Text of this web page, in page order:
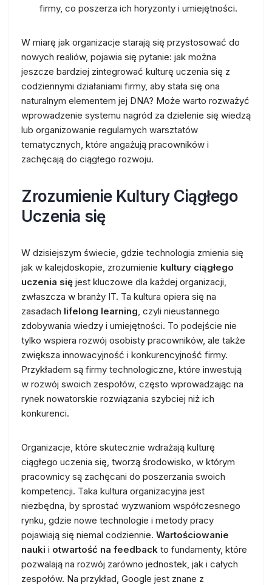
firmy, co poszerza ich horyzonty i umiejętności.
W miarę jak organizacje starają się przystosować do
nowych realiów, pojawia się pytanie: jak można
jeszcze bardziej zintegrować kulturę uczenia się z
codziennymi działaniami firmy, aby stała się ona
naturalnym elementem jej DNA? Może warto rozważyć
wprowadzenie systemu nagród za dzielenie się wiedzą
lub organizowanie regularnych warsztatów
tematycznych, które angażują pracowników i
zachęcają do ciągłego rozwoju.
Zrozumienie Kultury Ciągłego
Uczenia się
W dzisiejszym świecie, gdzie technologia zmienia się
jak w kalejdoskopie, zrozumienie kultury ciągłego
uczenia się jest kluczowe dla każdej organizacji,
zwłaszcza w branży IT. Ta kultura opiera się na
zasadach lifelong learning, czyli nieustannego
zdobywania wiedzy i umiejętności. To podejście nie
tylko wspiera rozwój osobisty pracowników, ale także
zwiększa innowacyjność i konkurencyjność firmy.
Przykładem są firmy technologiczne, które inwestują
w rozwój swoich zespołów, często wprowadzając na
rynek nowatorskie rozwiązania szybciej niż ich
konkurenci.
Organizacje, które skutecznie wdrażają kulturę
ciągłego uczenia się, tworzą środowisko, w którym
pracownicy są zachęcani do poszerzania swoich
kompetencji. Taka kultura organizacyjna jest
niezbędna, by sprostać wyzwaniom współczesnego
rynku, gdzie nowe technologie i metody pracy
pojawiają się niemal codziennie. Wartościowanie
nauki i otwartość na feedback to fundamenty, które
pozwalają na rozwój zarówno jednostek, jak i całych
zespołów. Na przykład, Google jest znane z